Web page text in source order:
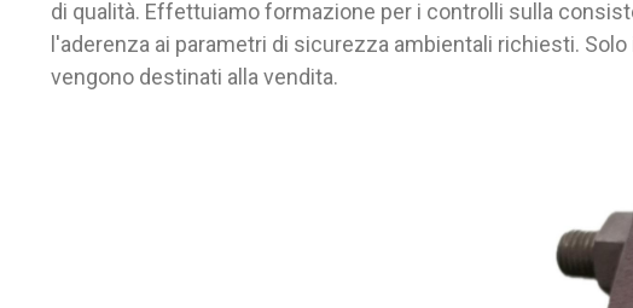
di qualità. Effettuiamo formazione per i controlli sulla
l'aderenza ai parametri di sicurezza ambientali richiesti.
vengono destinati alla vendita.